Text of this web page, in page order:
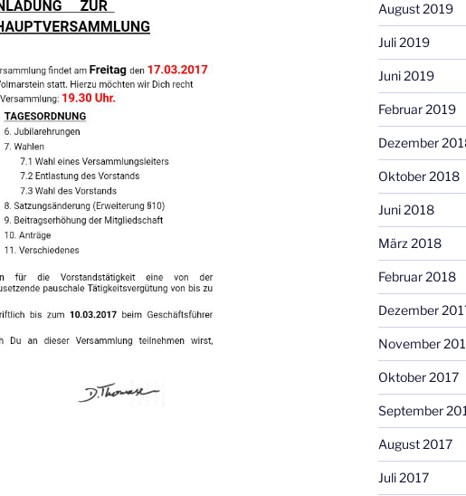
August 2019
Juli 2019
Juni 2019
Februar 2019
Dezember
Oktober 2018
Juni 2018
März 2018
Februar 2018
Dezember
November
Oktober 2017
September
August 2017
Juli 2017